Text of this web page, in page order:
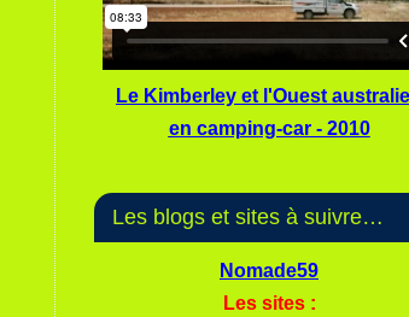
Le Kimberley et l'Ouest
en camping-car - 2010
Les blogs et sites à suivre…
Nomade59
Les sites :